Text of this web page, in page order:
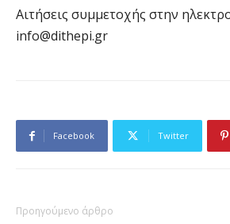
Αιτήσεις συμμετοχής στην
info@dithepi.gr
Facebook Twitter
Προηγούμενο άρθρο